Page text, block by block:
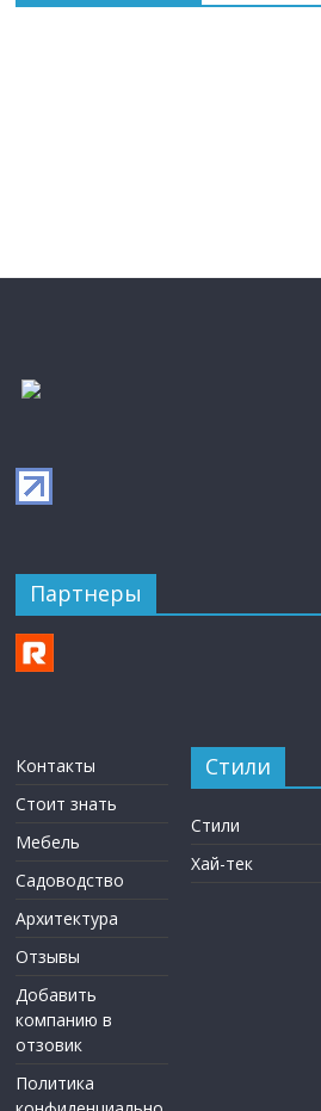
Партнеры
Контакты
Стоит знать
Мебель
Садоводство
Архитектура
Отзывы
Добавить
компанию в
отзовик
Политика
Стили
Стили
Хай-тек